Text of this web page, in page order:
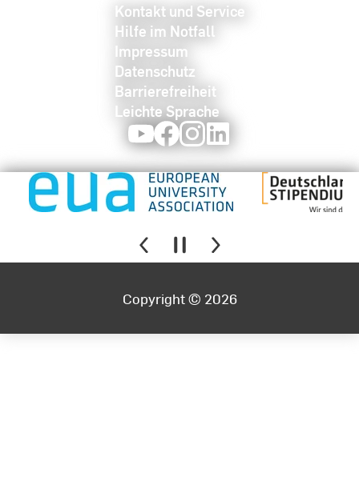
Kontakt und Service
Hilfe im Notfall
Impressum
Datenschutz
Barrierefreiheit
Leichte Sprache
YoutubeFacebookInstagram
Copyright © 2026